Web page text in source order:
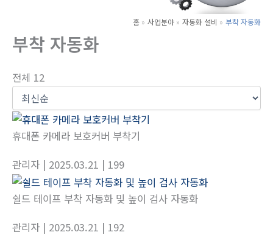
홈 사업분야 자동화 설비 부착 자동화
부착 자동화
전체 12
휴대폰 카메라 보호커버 부착기
관리자 | 2025.03.21 | 199
쉴드 테이프 부착 자동화 및 높이 검사 자동화
관리자 | 2025.03.21 | 192